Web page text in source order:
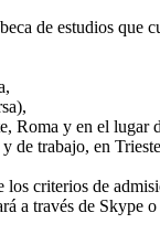
de estudios que
Roma y en el lugar
de trabajo, en
criterios de
a través de Skype